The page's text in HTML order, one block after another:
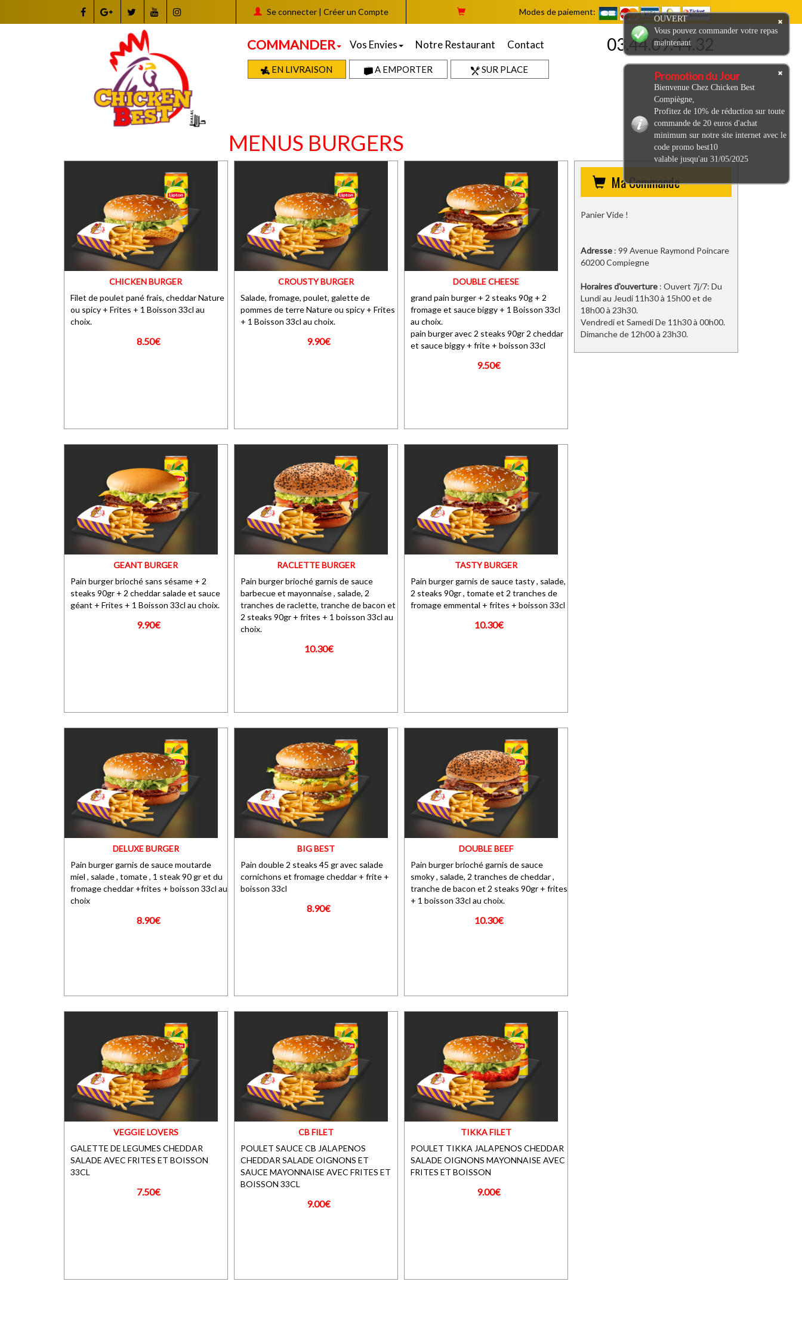
Se connecter| Créer un Compte Modes de paiement:
COMMANDER Vos Envies Notre Restaurant Contact
EN LIVRAISON A EMPORTER SUR PLACE
03.44.09.44.32
MENUS BURGERS
CHICKEN BURGER
Filet de poulet pané frais, cheddar Nature
ou spicy + Frites + 1 Boisson 33cl au
choix.
8.50€
CROUSTY BURGER
Salade, fromage, poulet, galette de
pommes de terre Nature ou spicy + Frites
+ 1 Boisson 33cl au choix.
9.90€
DOUBLE CHEESE
grand pain burger + 2 steaks 90g + 2
fromage et sauce biggy + 1 Boisson 33cl
au choix.
pain burger avec 2 steaks 90gr 2 cheddar
et sauce biggy + frite + boisson 33cl
9.50€
GEANT BURGER
Pain burger brioché sans sésame + 2
steaks 90gr + 2 cheddar salade et sauce
géant + Frites + 1 Boisson 33cl au choix.
9.90€
RACLETTE BURGER
Pain burger brioché garnis de sauce
barbecue et mayonnaise , salade, 2
tranches de raclette, tranche de bacon et
2 steaks 90gr + frites + 1 boisson 33cl au
choix.
10.30€
TASTY BURGER
Pain burger garnis de sauce tasty , salade,
2 steaks 90gr , tomate et 2 tranches de
fromage emmental + frites + boisson 33cl
10.30€
DELUXE BURGER
Pain burger garnis de sauce moutarde
miel , salade , tomate , 1 steak 90 gr et du
fromage cheddar +frites + boisson 33cl au
choix
8.90€
BIG BEST
Pain double 2 steaks 45 gr avec salade
cornichons et fromage cheddar + frite +
boisson 33cl
8.90€
DOUBLE BEEF
Pain burger brioché garnis de sauce
smoky , salade, 2 tranches de cheddar ,
tranche de bacon et 2 steaks 90gr + frites
+ 1 boisson 33cl au choix.
10.30€
VEGGIE LOVERS
GALETTE DE LEGUMES CHEDDAR
SALADE AVEC FRITES ET BOISSON
33CL
7.50€
CB FILET
POULET SAUCE CB JALAPENOS
CHEDDAR SALADE OIGNONS ET
SAUCE MAYONNAISE AVEC FRITES ET
BOISSON 33CL
9.00€
TIKKA FILET
POULET TIKKA JALAPENOS CHEDDAR
SALADE OIGNONS MAYONNAISE AVEC
FRITES ET BOISSON
9.00€
Ma Commande
Panier Vide !
Adresse : 99 Avenue Raymond Poincare
60200 Compiegne
Horaires d'ouverture : Ouvert 7j/7: Du
Lundi au Jeudi 11h30 à 15h00 et de
18h00 à 23h30.
Vendredi et Samedi De 11h30 à 00h00.
Dimanche de 12h00 à 23h30.
OUVERT
Vous pouvez commander votre repas
maintenant
Promotion du Jour
Bienvenue Chez Chicken Best
Compiègne,
Profitez de 10% de réduction sur toute
commande de 20 euros d'achat
minimum sur notre site internet avec le
code promo best10
valable jusqu'au 31/05/2025